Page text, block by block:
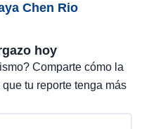
Chen Rio
hoy
Comparte cómo la
que tu reporte tenga más